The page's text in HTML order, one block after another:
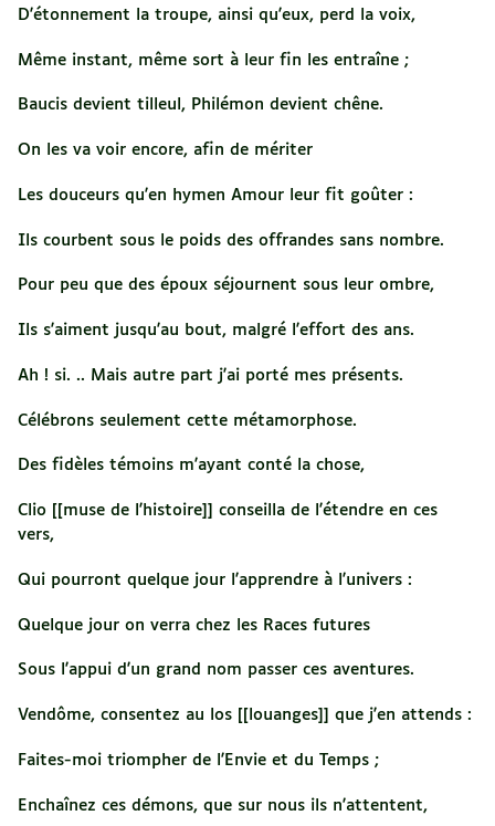
D'étonnement la troupe, ainsi qu'eux, perd la voix,
Même instant, même sort à leur fin les entraîne ;
Baucis devient tilleul, Philémon devient chêne.
On les va voir encore, afin de mériter
Les douceurs qu'en hymen Amour leur fit goûter :
Ils courbent sous le poids des offrandes sans nombre.
Pour peu que des époux séjournent sous leur ombre,
Ils s'aiment jusqu'au bout, malgré l'effort des ans.
Ah ! si. .. Mais autre part j'ai porté mes présents.
Célébrons seulement cette métamorphose.
Des fidèles témoins m'ayant conté la chose,
Clio [[muse de l'histoire]] conseilla de l'étendre en ces
vers,
Qui pourront quelque jour l'apprendre à l'univers :
Quelque jour on verra chez les Races futures
Sous l'appui d'un grand nom passer ces aventures.
Vendôme, consentez au los [[louanges]] que j'en attends :
Faites-moi triompher de l'Envie et du Temps ;
Enchaînez ces démons, que sur nous ils n'attentent,